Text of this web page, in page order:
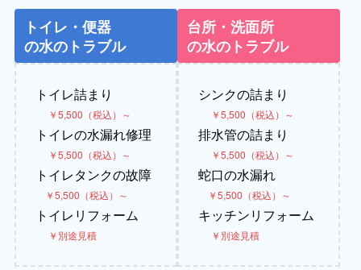
トイレ・便器
の水のトラブル
トイレ詰まり
￥5,500（税込）～
トイレの水漏れ修理
￥5,500（税込）～
トイレタンクの故障
￥5,500（税込）～
トイレリフォーム
￥別途見積
台所・洗面所
の水のトラブル
シンクの詰まり
￥5,500（税込）～
排水管の詰まり
￥5,500（税込）～
蛇口の水漏れ
￥5,500（税込）～
キッチンリフォーム
￥別途見積